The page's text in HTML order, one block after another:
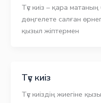
Түс киіз – қара матаның
дөңгелете салған
қызыл жіптермен
Түс киіз
Түс киіздің жиегіне